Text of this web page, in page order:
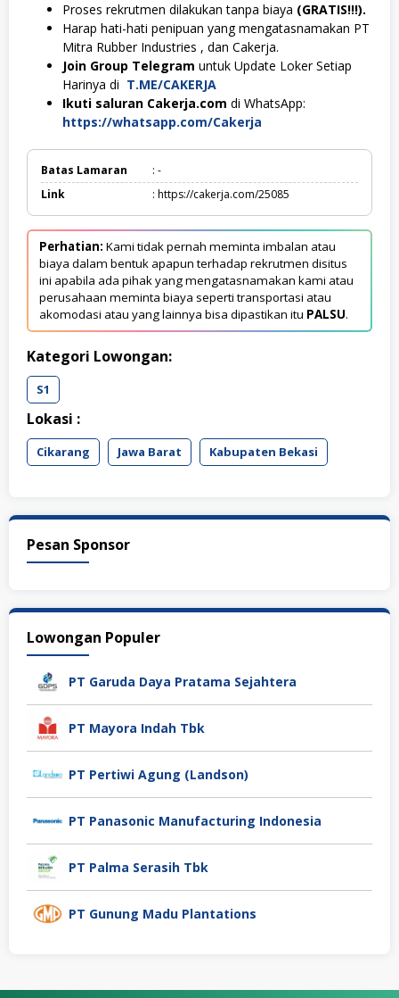
Proses rekrutmen dilakukan tanpa biaya (GRATIS!!!).
Harap hati-hati penipuan yang mengatasnamakan PT
Mitra Rubber Industries , dan Cakerja.
Join Group Telegram untuk Update Loker Setiap
Harinya di T.ME/CAKERJA
Ikuti saluran Cakerja.com di WhatsApp:
https://whatsapp.com/Cakerja
Batas Lamaran
: -
Link
: https://cakerja.com/25085
Perhatian: Kami tidak pernah meminta imbalan atau
biaya dalam bentuk apapun terhadap rekrutmen disitus
ini apabila ada pihak yang mengatasnamakan kami atau
perusahaan meminta biaya seperti transportasi atau
akomodasi atau yang lainnya bisa dipastikan itu PALSU.
Kategori Lowongan:
S1
Lokasi :
Cikarang Jawa Barat Kabupaten Bekasi
Pesan Sponsor
Lowongan Populer
PT Garuda Daya Pratama Sejahtera
PT Mayora Indah Tbk
PT Pertiwi Agung (Landson)
PT Panasonic Manufacturing Indonesia
PT Palma Serasih Tbk
PT Gunung Madu Plantations